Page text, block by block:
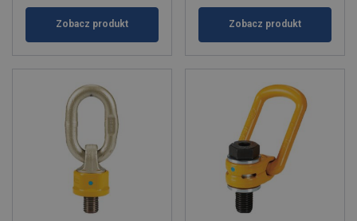
Zobacz produkt Zobacz produkt